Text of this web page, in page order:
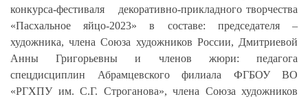
конкурса-фестиваля декоративно-прикладного творчества
«Пасхальное яйцо-2023» в составе: председателя –
художника, члена Союза художников России, Дмитриевой
Анны Григорьевны и членов жюри: педагога
спецдисциплин Абрамцевского филиала ФГБОУ ВО
«РГХПУ им. С.Г. Строганова», члена Союза художников